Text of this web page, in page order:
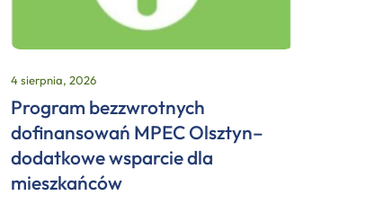
4 sierpnia, 2026
Program bezzwrotnych
dofinansowań MPEC Olsztyn–
dodatkowe wsparcie dla
mieszkańców